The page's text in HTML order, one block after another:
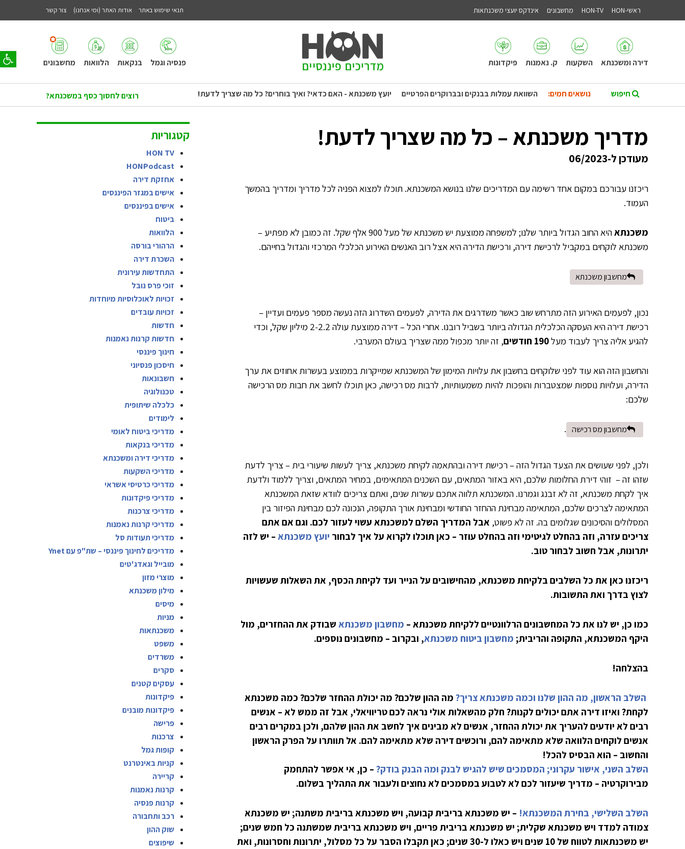
פתח
תנאי שימוש באתר אודות האתר (ומי אנחנו) צור קשר ראשי-HON HON-TV מחשבונים אינדקס יועצי משכנתאות
דירה ומשכנתא השקעות ק. נאמנות פיקדונות פנסיה וגמל בנקאות הלוואות מחשבונים
נושאים חמים: רוצים לחסוך כסף במשכנתא? השוואת עמלות בבנקים ובברוקרים הפרטיים יועץ משכנתא - האם כדאי? ואיך בוחרים? כל מה שצריך לדעת!
מדריך משכנתא – כל מה שצריך לדעת!
מעודכן ל-06/2023
ריכזנו עבורכם במקום אחד רשימה עם המדריכים שלנו בנושא המשכנתא. תוכלו למצוא הפניה לכל מדריך ומדריך בהמשך
העמוד.
משכנתא
היא החוב הגדול ביותר שלנו; למשפחה ממוצעת יש משכנתא של מעל 900 אלף שקל. זה כמובן לא מפתיע –
משכנתא לוקחים במקביל לרכישת דירה, ורכישת הדירה היא אצל רוב האנשים האירוע הכלכלי המרכזי והגדול בחייהם.
מחשבון משכנתא
נכון, לפעמים האירוע הזה מתרחש שוב כאשר משדרגים את הדירה, לפעמים השדרוג הזה נעשה מספר פעמים ועדיין –
רכישת דירה היא העסקה הכלכלית הגדולה ביותר בשביל רובנו. אחרי הכל – דירה ממוצעת עולה 2-2.2 מיליון שקל, וכדי
להגיע אליה צריך לעבוד מעל
, זה יותר מכפול ממה שצריך בעולם המערבי.
והחשבון הזה הוא עוד לפני שלוקחים בחשבון את עלויות המימון של המשכנתא שמייקרות בממוצע בעשרות אחוזים את ערך
הדירה, ועלויות נוספות שמצטברות והופכות להיות משמעותיות, לרבות מס רכישה, כאן תוכלו לחשב את חבות מס הרכישה
שלכם:
מחשבון מס רכישה .
ולכן, לפני שעושים את הצעד הגדול הזה – רכישת דירה ובהתאמה לקיחת משכנתא, צריך לעשות שיעורי בית – צריך לדעת
שזהו זה – זוהי דירת החלומות שלכם, היא באזור המתאים, עם השכנים המתאימים, במחיר המתאים, וצריך ללמוד ולדעת
איך לקחת משכנתא, זה לא זבנג וגמרנו. המשכנתא תלווה אתכם עשרות שנים, ואתם צריכים לוודא שזאת המשכנתא
המתאימה לצרכים שלכם, המתאימה מבחינת ההחזר החודשי ומבחינת אורך התקופה, הנכונה לכם מבחינת הפיזור בין
המסלולים והסיכונים שגלומים בה. זה לא פשוט, אבל המדריך השלם למשכנתא עשוי לעזור לכם. וגם אם אתם
צריכים עזרה, וזה בהחלט לגיטימי וזה בהחלט עוזר – כאן תוכלו לקרוא על איך לבחור יועץ משכנתא – יש לזה
יתרונות, אבל חשוב לבחור טוב.
ריכזנו כאן את כל השלבים בלקיחת משכנתא, מהחישובים על הנייר ועד לקיחת הכסף, את השאלות שעשויות
לצוץ בדרך ואת התשובות.
כמו כן, יש לנו את כל המחשבונים הרלוונטיים ללקיחת משכנתא – מחשבון משכנתא שבודק את ההחזרים, מול
היקף המשכנתא, התקופה והריבית; מחשבון ביטוח משכנתא, ובקרוב – מחשבונים נוספים.
בהצלחה!
השלב הראשון, מה ההון שלנו וכמה משכנתא צריך? מה ההון שלכם? מה יכולת ההחזר שלכם? כמה משכנתא
לקחת? ואיזו דירה אתם יכולים לקנות? חלק מהשאלות אולי נראה לכם טריוויאלי, אבל זה ממש לא – אנשים
רבים לא יודעים להעריך את יכולת ההחזר, אנשים לא מבינים איך לחשב את ההון שלהם, ולכן במקרים רבים
אנשים לוקחים הלוואה שלא מתאימה להם, ורוכשים דירה שלא מתאימה להם. אל תוותרו על הפרק הראשון
והחשוב – הוא הבסיס להכל!
השלב השני, אישור עקרוני; המסמכים שיש להגיש לבנק ומה הבנק בודק? – כן, אי אפשר להתחמק
מבירוקרטיה – מדריך שיעזור לכם לא לטבוע במסמכים לא נחוצים ולעבור את התהליך בשלום.
השלב השלישי, בחירת המשכנתא! – יש משכנתא בריבית קבועה, ויש משכנתא בריבית משתנה; יש משכנתא
צמודה למדד ויש משכנתא שקלית; יש משכנתא בריבית פריים, ויש משכנתא בריבית שמשתנה כל חמש שנים;
יש משכנתאות לטווח של 10 שנים ויש כאלו ל-30 שנים; כאן תקבלו הסבר על כל מסלול, יתרונות וחסרונות, ואת
קטגוריות
HON TV
HONPodcast
אחזקת דירה
אישים במגזר הפיננסים
אישים בפיננסים
ביטוח
הלוואות
הרהורי בורסה
השכרת דירה
התחדשות עירונית
זוכי פרס נובל
זכויות לאוכלוסיות מיוחדות
זכויות עובדים
חדשות
חדשות קרנות נאמנות
חינוך פיננסי
חיסכון פנסיוני
חשבונאות
טכנולוגיה
כלכלה שיתופית
לימודים
מדריכי ביטוח לאומי
מדריכי בנקאות
מדריכי דירה ומשכנתא
מדריכי השקעות
מדריכי כרטיסי אשראי
מדריכי פיקדונות
מדריכי צרכנות
מדריכי קרנות נאמנות
מדריכי תעודות סל
מדריכים לחינוך פיננסי – שת"פ עם Ynet
מובייל וגאדג'טים
מוצרי מזון
מילון משכנתא
מיסים
מניות
משכנתאות
משפט
משרדים
סקרים
עסקים קטנים
פיקדונות
פיקדונות מובנים
פרישה
צרכנות
קופות גמל
קניות באינטרנט
קריירה
קרנות נאמנות
קרנות פנסיה
רכב ותחבורה
שוק ההון
שיפוצים